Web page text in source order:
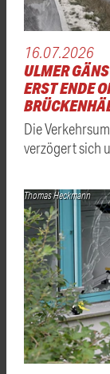
16.07.2026
ULMER
ERST ENDE
Die
verzögert sich
Thomas Heckmann